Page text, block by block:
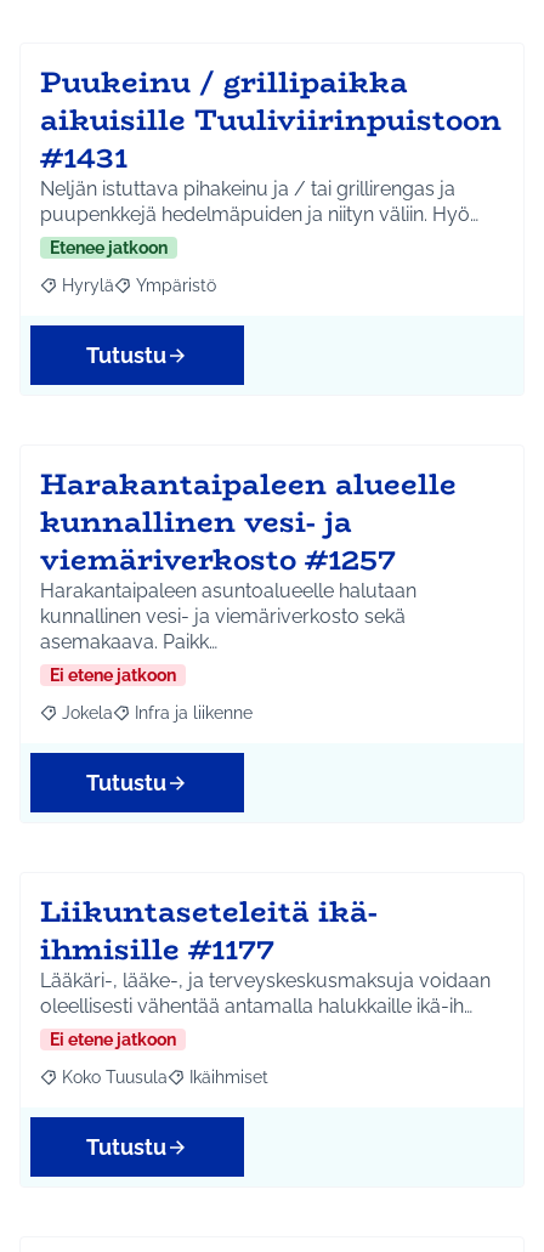
Puukeinu / grillipaikka
aikuisille Tuuliviirinpuistoon
#1431
Neljän istuttava pihakeinu ja / tai grillirengas ja
puupenkkejä hedelmäpuiden ja niityn väliin. Hyö…
Etenee jatkoon
Rajaa tulokset aihepiirin mukaan: Hyrylä
Hyrylä Rajaa tulokset teeman mukaan: Ympäristö
Ympäristö
Tutustu
Harakantaipaleen alueelle
kunnallinen vesi- ja
viemäriverkosto #1257
Harakantaipaleen asuntoalueelle halutaan
kunnallinen vesi- ja viemäriverkosto sekä
asemakaava. Paikk…
Ei etene jatkoon
Rajaa tulokset aihepiirin mukaan: Jokela
Jokela Rajaa tulokset teeman mukaan: Infra ja liikenne
Infra ja liikenne
Tutustu
Liikuntaseteleitä ikä-
ihmisille #1177
Lääkäri-, lääke-, ja terveyskeskusmaksuja voidaan
oleellisesti vähentää antamalla halukkaille ikä-ih…
Ei etene jatkoon
Rajaa tulokset aihepiirin mukaan: Koko Tuusula
Koko Tuusula Rajaa tulokset teeman mukaan: Ikäihmiset
Ikäihmiset
Tutustu